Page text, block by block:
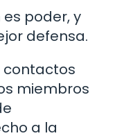
poder, y
defensa.
contactos
miembros
a la